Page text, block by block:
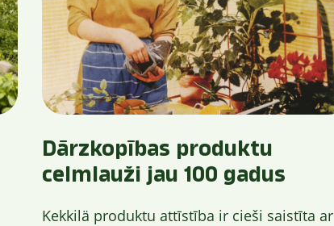
Dārzkopības produktu
celmlauži jau 100 gadus
Kekkilä produktu attīstība ir cieši saistīta ar